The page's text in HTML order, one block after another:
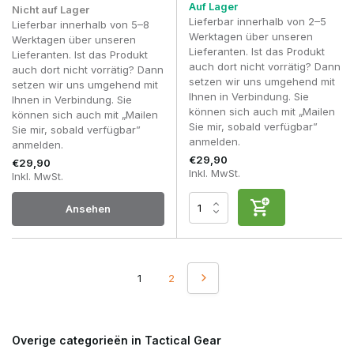
jedoch immer die Abmessungen sowohl der Tasche als auch
des Funkgeräts, um eine optimale Passform zu
gewährleisten.
Ist eine universelle Funkgerätetasche für Baofeng-
Funkgeräte geeignet?
Ja, in vielen Fällen schon. Die meisten universellen
Funkgerätetaschen sind für Funkgeräte mit ähnlichen
Abmessungen konzipiert und verfügen über verstellbare
elastische Seitenteile, ein Gummiband oder einen Haltegurt.
Dadurch eignen sie sich oft für gängige Baofeng-Modelle,
sofern die Abmessungen der Tasche zu dem verwendeten
Funkgerät passen. Überprüfen Sie daher immer die
Produktspezifikationen, um eine optimale Passform zu
Die meisten Spieler befestigen eine Funkgerätetasche an der
Seite eines Plate Carriers oder Chest Rigs. So bleiben sowohl
das Funkgerät als auch das PTT-Kabel leicht erreichbar.
verwenden?
Ja. Funkgerätetaschen sind speziell so konzipiert, dass ein
Nicht auf Lager
Lieferbar innerhalb von 5–8
Werktagen über unseren
Lieferanten. Ist das Produkt
auch dort nicht vorrätig? Dann
setzen wir uns umgehend mit
Ihnen in Verbindung. Sie
können sich auch mit „Mailen
Sie mir, sobald verfügbar”
anmelden.
€29,90
Inkl. MwSt.
Ansehen
Auf Lager
Lieferbar innerhalb von 2–5
Werktagen über unseren
Lieferanten. Ist das Produkt
auch dort nicht vorrätig? Dann
setzen wir uns umgehend mit
Ihnen in Verbindung. Sie
können sich auch mit „Mailen
Sie mir, sobald verfügbar”
anmelden.
€29,90
Inkl. MwSt.
1 2
Overige categorieën in Tactical Gear